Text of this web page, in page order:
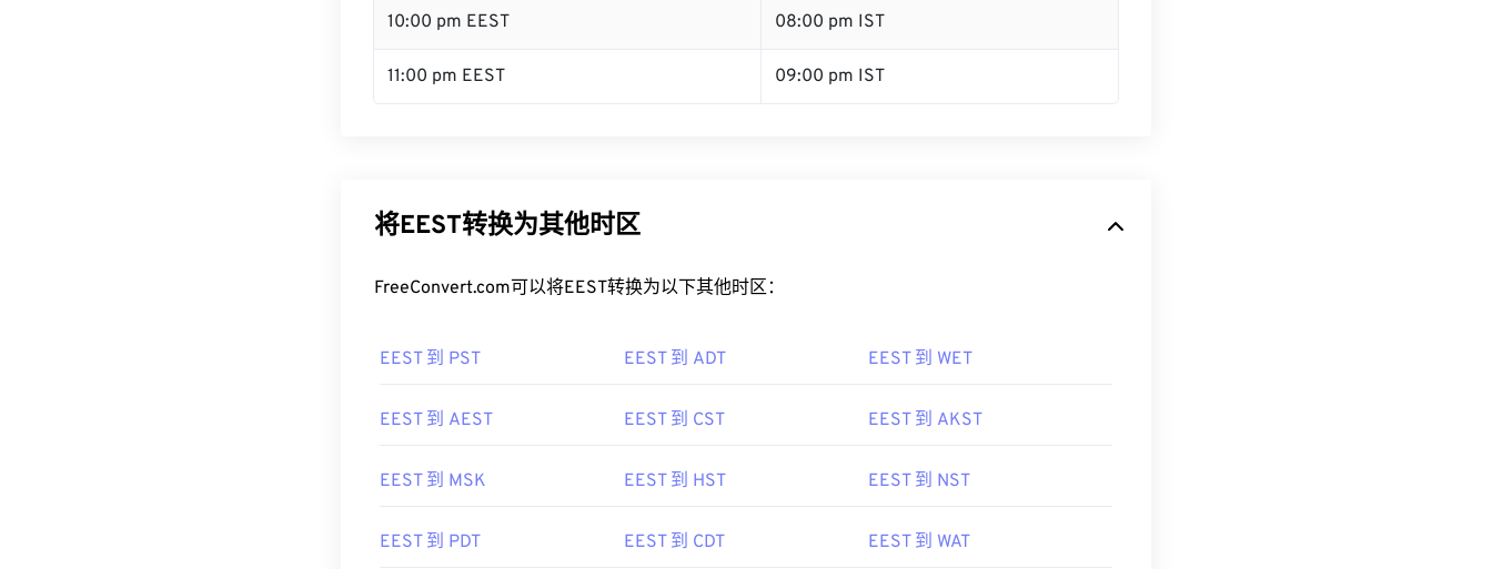
10:00 pm EEST 08:00 pm IST
11:00 pm EEST 09:00 pm IST
将EEST转换为其他时区
FreeConvert.com可以将EEST转换为以下其他时区：
EEST 到 PST EEST 到 ADT EEST 到 WET
EEST 到 AEST EEST 到 CST EEST 到 AKST
EEST 到 MSK EEST 到 HST EEST 到 NST
EEST 到 PDT EEST 到 CDT EEST 到 WAT